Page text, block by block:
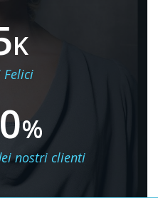
K
Felici
%
nostri clienti